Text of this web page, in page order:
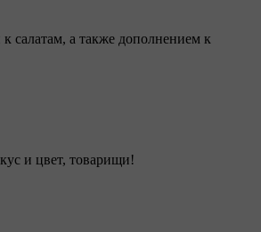
салатам, а также дополнением к
и цвет, товарищи!